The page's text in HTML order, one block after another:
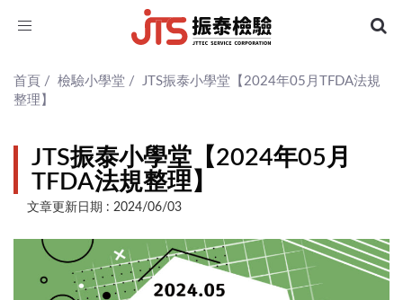
Toggle
首頁 / 檢驗小學堂 / JTS振泰小學堂【2024年05月TFDA法規
整理】
JTS振泰小學堂【2024年05月
TFDA法規整理】
文章更新日期 : 2024/06/03